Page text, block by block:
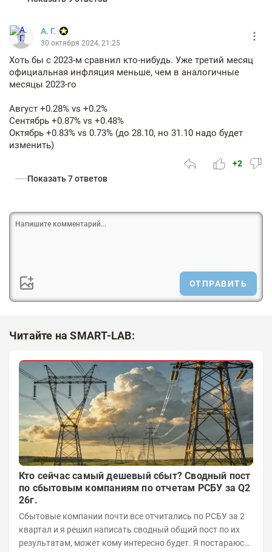
А. Г.
30 октября 2024, 21:25
Хоть бы с 2023-м сравнил кто-нибудь. Уже третий месяц
официальная инфляция меньше, чем в аналогичные
месяцы 2023-го
Август +0.28% vs +0.2%
Сентябрь +0.87% vs +0.48%
Октябрь +0.83% vs 0.73% (до 28.10, но 31.10 надо будет
изменить)
+2
Показать 7 ответов
ОТПРАВИТЬ
Читайте на SMART-LAB:
Кто сейчас самый дешевый сбыт? Сводный пост
по сбытовым компаниям по отчетам РСБУ за Q2
26г.
Сбытовые компании почти все отчитались по РСБУ за 2
квартал и я решил написать сводный общий пост по их
результатам, может кому интересно будет. Я постараюсь